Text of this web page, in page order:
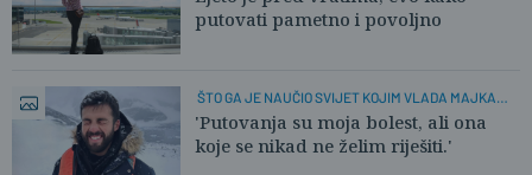
putovati pametno i povoljno
ŠTO GA JE NAUČIO SVIJET KOJIM VLADA MAJKA
PRIRODA?
'Putovanja su moja bolest, ali ona
koje se nikad ne želim riješiti.'